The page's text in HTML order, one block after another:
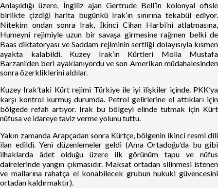
Anlaşıldığı üzere, İngiliz ajan Gertrude Bell’in kolonyal ofisle
birlikte çizdiği harita bugünkü Irak’ın sınırına tekabül ediyor.
Nitekim ondan sonra Irak, İkinci Cihan Harbi’ni atlatmasına,
Humeyni rejimiyle uzun bir savaşa girmesine rağmen belki de
Baas diktatoryası ve Saddam rejiminin sertliği dolayısıyla kısmen
ayakta kalabildi. Kuzey Irak’ın Kürtleri Molla Mustafa
Barzani’den beri ayaklanıyordu ve son Amerikan müdahalesinden
sonra özerkliklerini aldılar.
Kuzey Irak’taki Kürt rejimi Türkiye ile iyi ilişkiler içinde. PKK’ya
karşı kontrol kurmuş durumda. Petrol gelirlerine el attıkları için
bölgede refah artıyor. Irak bu bölgeyi elinde tutmak için Kürt
nüfusa ve idareye taviz verme yolunu tuttu.
Yakın zamanda Arapçadan sonra Kürtçe, bölgenin ikinci resmi dili
ilan edildi. Yeni düzenlemeler geldi (Ama Ortadoğu’da bu gibi
ilhaklarda âdet olduğu üzere ilk görünüm tapu ve nüfus
dairelerinde yangın çıkmasıdır. Maksat ortadan silinmesi istenen
ve mallarına rahatça el konabilecek grubun hukuki güvencesini
ortadan kaldırmaktır).